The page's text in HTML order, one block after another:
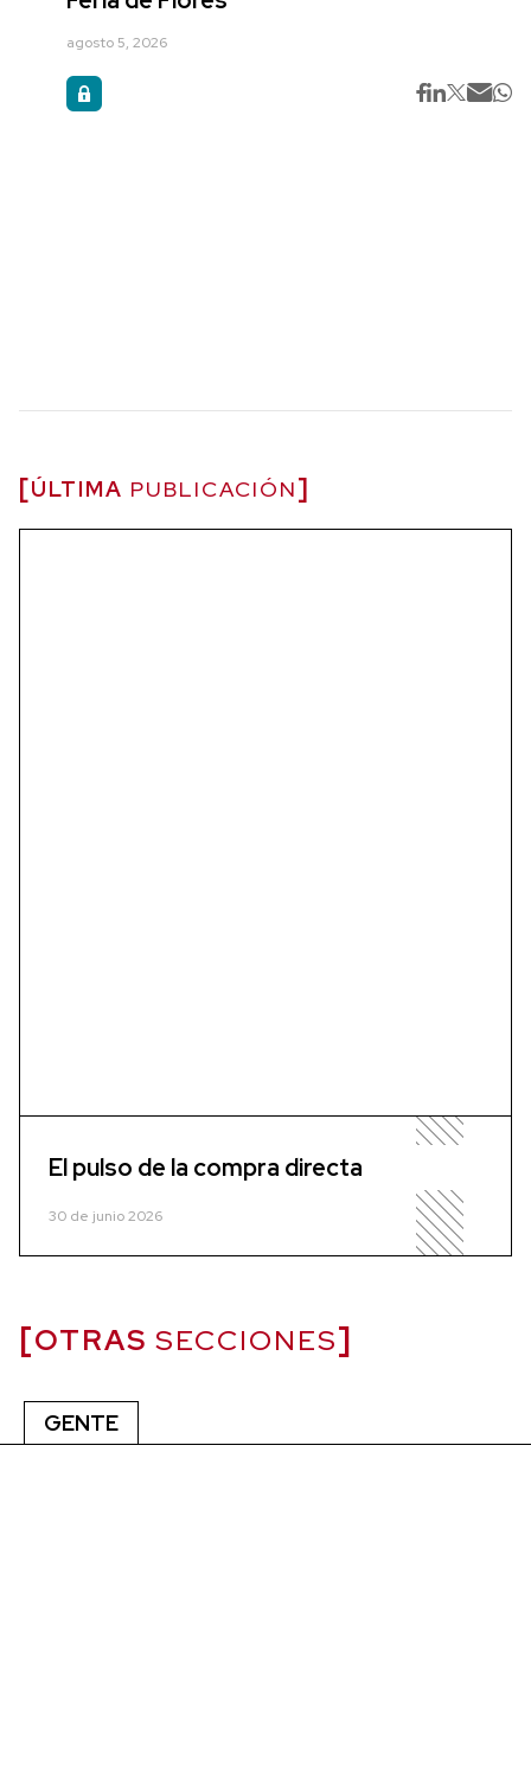
agosto 5, 2026
ÚLTIMA PUBLICACIÓN
El pulso de la compra directa
30 de junio 2026
OTRAS SECCIONES
GENTE